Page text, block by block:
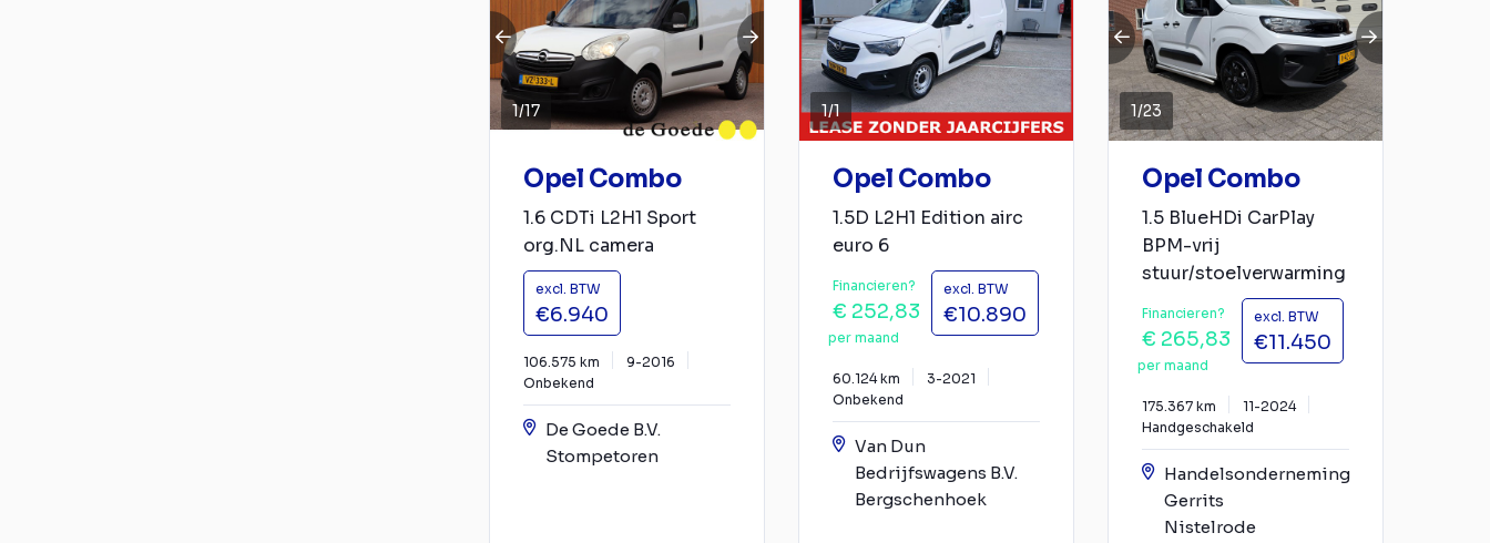
1/17
Opel Combo
1.6 CDTi L2H1 Sport
org.NL camera
excl. BTW
€6.940
106.575 km
9-2016
Onbekend
De Goede B.V.
Stompetoren
1/1
Opel Combo
1.5D L2H1 Edition airc
euro 6
Financieren?
€ 252,83
per maand
excl. BTW
€10.890
60.124 km
3-2021
Onbekend
Van Dun
Bedrijfswagens B.V.
Bergschenhoek
1/23
Opel Combo
1.5 BlueHDi CarPlay
BPM-vrij
stuur/stoelverwarming
Financieren?
€ 265,83
per maand
excl. BTW
€11.450
175.367 km
11-2024
Handgeschakeld
Handelsonderneming
Gerrits
Nistelrode